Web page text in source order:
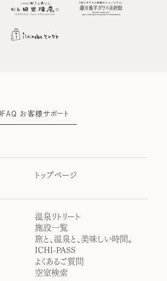
FAQ お客様サポート
トップページ
温泉リトリート
施設一覧
旅と、温泉と、美味しい時間。
ICHI-PASS
よくあるご質問
空室検索